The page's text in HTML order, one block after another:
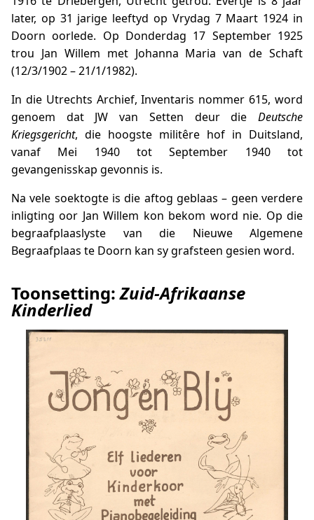
later, op 31 jarige leeftyd op Vrydag 7 Maart 1924 in
Doorn oorlede. Op Donderdag 17 September 1925
trou Jan Willem met Johanna Maria van de Schaft
(12/3/1902 – 21/1/1982).
In die Utrechts Archief, Inventaris nommer 615, word
genoem dat JW van Setten deur die Deutsche
Kriegsgericht, die hoogste militêre hof in Duitsland,
vanaf Mei 1940 tot September 1940 tot
gevangenisskap gevonnis is.
Na vele soektogte is die aftog geblaas – geen verdere
inligting oor Jan Willem kon bekom word nie. Op die
begraafplaaslyste van die Nieuwe Algemene
Begraafplaas te Doorn kan sy grafsteen gesien word.
Toonsetting:Zuid-Afrikaanse
Kinderlied